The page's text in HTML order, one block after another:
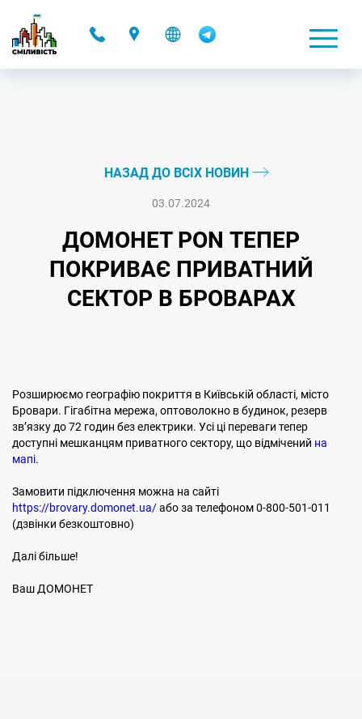
НАЗАД ДО ВСІХ НОВИН
03.07.2024
ДОМОНЕТ PON ТЕПЕР
ПОКРИВАЄ ПРИВАТНИЙ
СЕКТОР В БРОВАРАХ
Розширюємо географію покриття в Київській області, місто
Бровари. Гігабітна мережа, оптоволокно в будинок, резерв
звʼязку до 72 годин без електрики. Усі ці переваги тепер
доступні мешканцям приватного сектору, що відмічений на
мапі.
Замовити підключення можна на сайті
https://brovary.domonet.ua/або за телефоном 0-800-501-011
(дзвінки безкоштовно)
Далі більше!
Ваш ДОМОНЕТ